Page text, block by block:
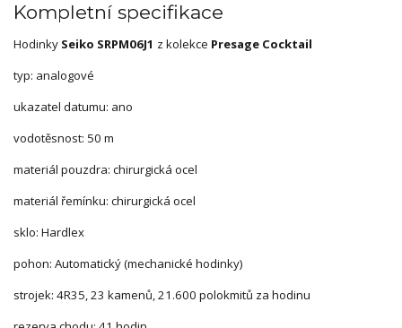
Kompletní specifikace
Hodinky Seiko SRPM06J1 z kolekce Presage Cocktail
typ: analogové
ukazatel datumu: ano
vodotěsnost: 50 m
materiál pouzdra: chirurgická ocel
materiál řemínku: chirurgická ocel
sklo: Hardlex
pohon: Automatický (mechanické hodinky)
strojek: 4R35, 23 kamenů, 21.600 polokmitů za hodinu